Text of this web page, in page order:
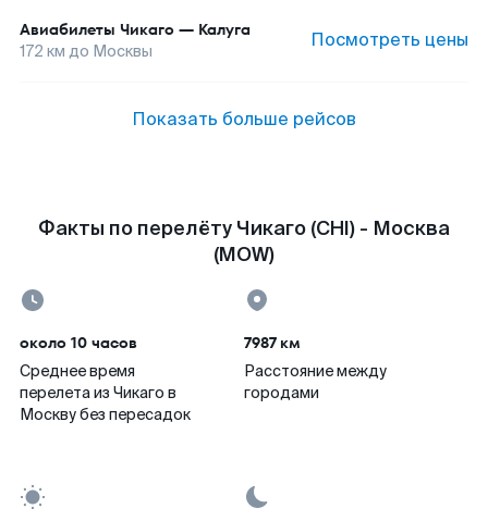
Авиабилеты Чикаго — Калуга
172 км до Москвы Посмотреть цены
Показать больше рейсов
Факты по перелёту Чикаго (CHI) - Москва
(MOW)
около 10 часов
Среднее время
перелета из Чикаго в
Москву без пересадок
7987 км
Расстояние между
городами